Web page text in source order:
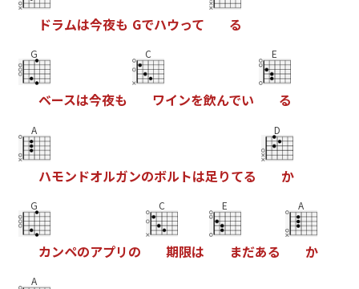
ドラムは今夜も Gでハウって る
G
ベースは今夜も
C
ワインを飲んでい
E
る
A
ハモン ドオルガンのボル トは足りてる
D
か
G
カンペのアプリの
C
期限は
E
まだある
A
か
A